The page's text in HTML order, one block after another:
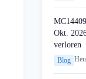
Okt.
verloren
Blog